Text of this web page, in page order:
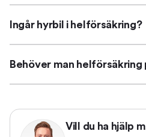
Ingår hyrbil i helförsäkring?
Behöver man helförsäkring
Vill du ha hjälp